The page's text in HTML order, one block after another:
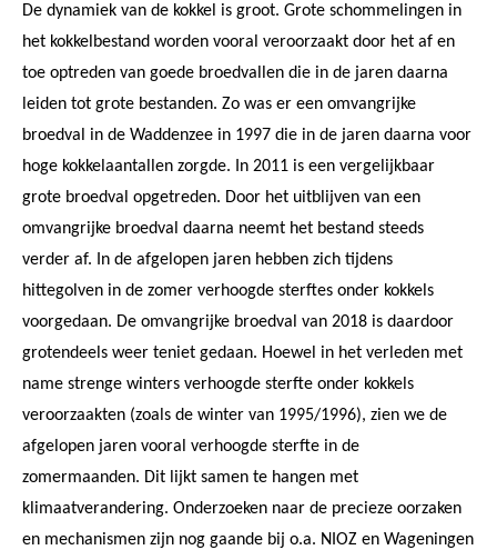
De dynamiek van de kokkel is groot. Grote schommelingen in
het kokkelbestand worden vooral veroorzaakt door het af en
toe optreden van goede broedvallen die in de jaren daarna
leiden tot grote bestanden. Zo was er een omvangrijke
broedval in de Waddenzee in 1997 die in de jaren daarna voor
hoge kokkelaantallen zorgde. In 2011 is een vergelijkbaar
grote broedval opgetreden. Door het uitblijven van een
omvangrijke broedval daarna neemt het bestand steeds
verder af. In de afgelopen jaren hebben zich tijdens
hittegolven in de zomer verhoogde sterftes onder kokkels
voorgedaan. De omvangrijke broedval van 2018 is daardoor
grotendeels weer teniet gedaan. Hoewel in het verleden met
name strenge winters verhoogde sterfte onder kokkels
veroorzaakten (zoals de winter van 1995/1996), zien we de
afgelopen jaren vooral verhoogde sterfte in de
zomermaanden. Dit lijkt samen te hangen met
klimaatverandering. Onderzoeken naar de precieze oorzaken
en mechanismen zijn nog gaande bij o.a. NIOZ en Wageningen